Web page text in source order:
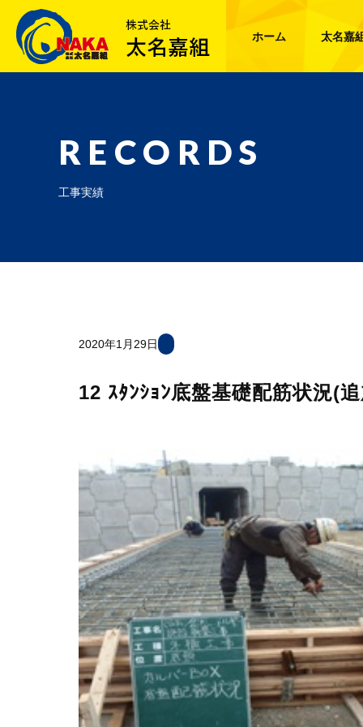
ホーム 太名嘉
RECORDS
工事実績
2020年1月29日
12 ｽﾀﾝｼｮﾝ底盤基礎配筋状況(